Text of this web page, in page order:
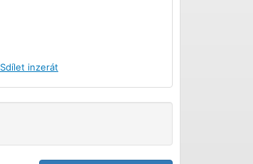
Sdílet inzerát